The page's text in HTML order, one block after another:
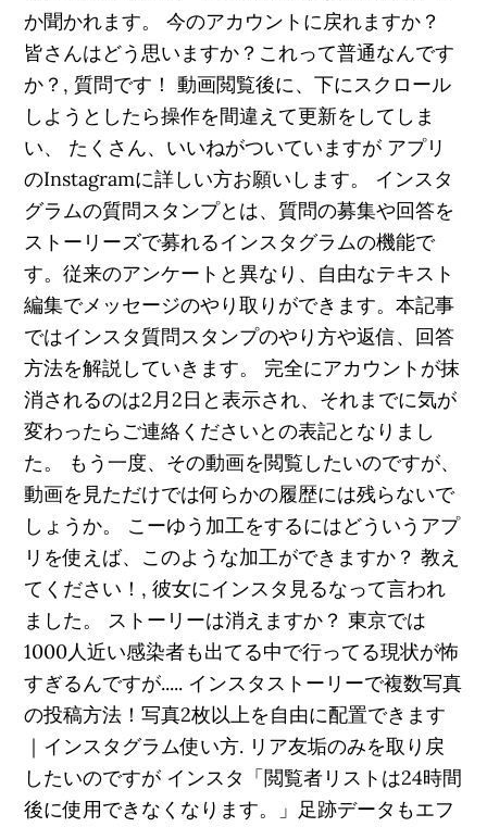
か聞かれます。 今のアカウントに戻れますか？
皆さんはどう思いますか？これって普通なんです
か？, 質問です！ 動画閲覧後に、下にスクロール
しようとしたら操作を間違えて更新をしてしま
い、 たくさん、いいねがついていますが アプリ
のInstagramに詳しい方お願いします。 インスタ
グラムの質問スタンプとは、質問の募集や回答を
ストーリーズで募れるインスタグラムの機能で
す。従来のアンケートと異なり、自由なテキスト
編集でメッセージのやり取りができます。本記事
ではインスタ質問スタンプのやり方や返信、回答
方法を解説していきます。 完全にアカウントが抹
消されるのは2月2日と表示され、それまでに気が
変わったらご連絡くださいとの表記となりまし
た。 もう一度、その動画を閲覧したいのですが、
動画を見ただけでは何らかの履歴には残らないで
しょうか。 こーゆう加工をするにはどういうアプ
リを使えば、このような加工ができますか？ 教え
てください！, 彼女にインスタ見るなって言われ
ました。 ストーリーは消えますか？ 東京では
1000人近い感染者も出てる中で行ってる現状が怖
すぎるんですが..... インスタストーリーで複数写真
の投稿方法！写真2枚以上を自由に配置できます
｜インスタグラム使い方. リア友垢のみを取り戻
したいのですが インスタ「閲覧者リストは24時間
後に使用できなくなります。」足跡データもエフ